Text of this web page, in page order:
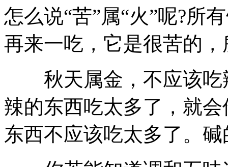
怎么说“苦”属“火”呢?所
再来一吃，它是很苦的
秋天属金，不应该吃
辣的东西吃太多了，就
东西不应该吃太多了。